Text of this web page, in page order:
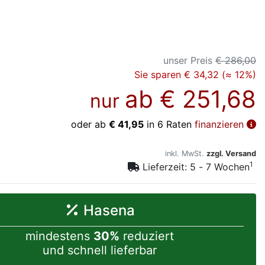
unser Preis € 286,00
Sie sparen € 34,32 (≈ 12%)
nur ab € 251,68
oder ab € 41,95 in 6 Raten finanzieren
inkl. MwSt. zzgl. Versand
Lieferzeit: 5 - 7 Wochen1
Hasena
mindestens 30% reduziert
und schnell lieferbar